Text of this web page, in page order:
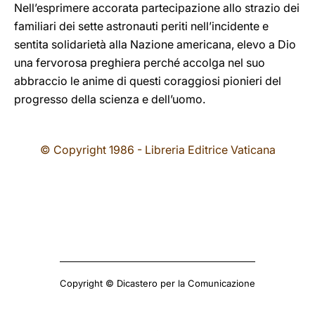
Nell’esprimere accorata partecipazione allo strazio dei
familiari dei sette astronauti periti nell’incidente e
sentita solidarietà alla Nazione americana, elevo a Dio
una fervorosa preghiera perché accolga nel suo
abbraccio le anime di questi coraggiosi pionieri del
progresso della scienza e dell’uomo.
© Copyright 1986 - Libreria Editrice Vaticana
Copyright © Dicastero per la Comunicazione